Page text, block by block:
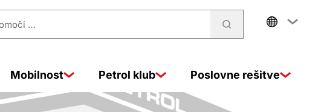
Mobilnost Petrol klub Poslovne rešitve